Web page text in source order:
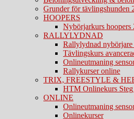
Grunder för tävlingshunden
HOOPERS
Nybörjarkurs hoopers
RALLYLYDNAD
Rallylydnad nybörjare
Tävlingskurs
Onlineutmaning
Rallykurser online
TRIX, FREESTYLE &
HTM Onlinekurs
ONLINE
Onlineutmaning
Onlinekurser